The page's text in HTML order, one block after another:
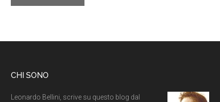
CHI SONO
Leonardo Bellini, scrive su questo blog dal